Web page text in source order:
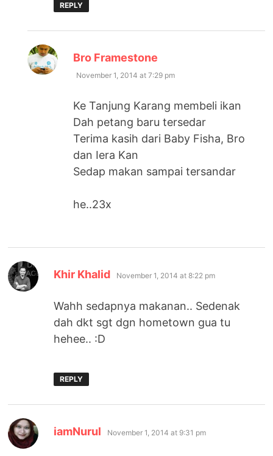
REPLY
Bro Framestone
November 1, 2014 at 7:29 pm
Ke Tanjung Karang membeli ikan
Dah petang baru tersedar
Terima kasih dari Baby Fisha, Bro
dan Iera Kan
Sedap makan sampai tersandar
he..23x
Khir Khalid says:
November 1, 2014 at 8:22 pm
Wahh sedapnya makanan.. Sedenak
dah dkt sgt dgn hometown gua tu
hehee.. :D
REPLY
iamNurul says:
November 1, 2014 at 9:31 pm